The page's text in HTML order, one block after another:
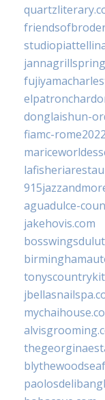
donglaishun-
fiamc-
aguadulce-
jakehovis.com